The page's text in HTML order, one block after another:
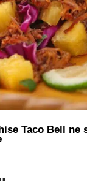
Taco Bell ne